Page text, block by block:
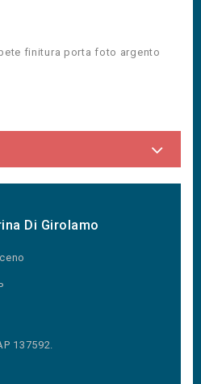
finitura porta foto argento
Di Girolamo
137592.